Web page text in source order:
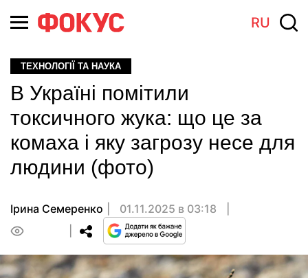
RU
ТЕХНОЛОГІЇ ТА НАУКА
В Україні помітили
токсичного жука: що це за
комаха і яку загрозу несе для
людини (фото)
Ірина Семеренко
01.11.2025 в 03:18